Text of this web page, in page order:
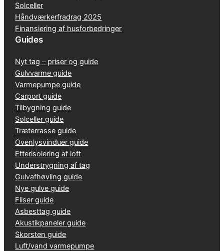
Solceller
Håndværkerfradrag 2025
Finansiering af husforbedringer
Guides
Nyt tag – priser og guide
Gulvvarme guide
Varmepumpe guide
Carport guide
Tilbygning guide
Solceller guide
Træterrasse guide
Ovenlysvinduer guide
Efterisolering af loft
Understrygning af tag
Gulvafhøvling guide
Nye gulve guide
Fliser guide
Asbesttag guide
Akustikpaneler guide
Skorsten guide
Luft/vand varmepumpe